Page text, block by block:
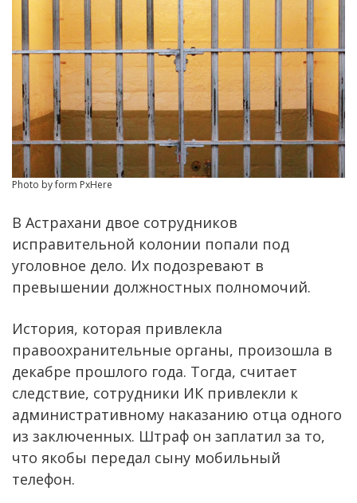
Photo by form PxHere
В Астрахани двое сотрудников
исправительной колонии попали под
уголовное дело. Их подозревают в
превышении должностных полномочий.
История, которая привлекла
правоохранительные органы, произошла в
декабре прошлого года. Тогда, считает
следствие, сотрудники ИК привлекли к
административному наказанию отца одного
из заключенных. Штраф он заплатил за то,
что якобы передал сыну мобильный
телефон.